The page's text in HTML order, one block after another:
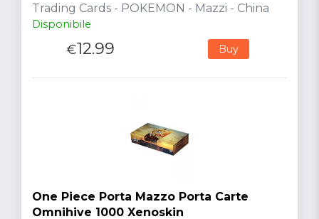
Trading Cards - POKEMON - Mazzi - China
Disponibile
€12.99 Buy
One Piece Porta Mazzo Porta Carte
Omnihive 1000 Xenoskin